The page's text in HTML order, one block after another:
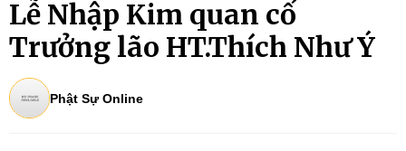
Lễ Nhập Kim quan cố
Trưởng lão HT.Thích Như Ý
Phật Sự Online